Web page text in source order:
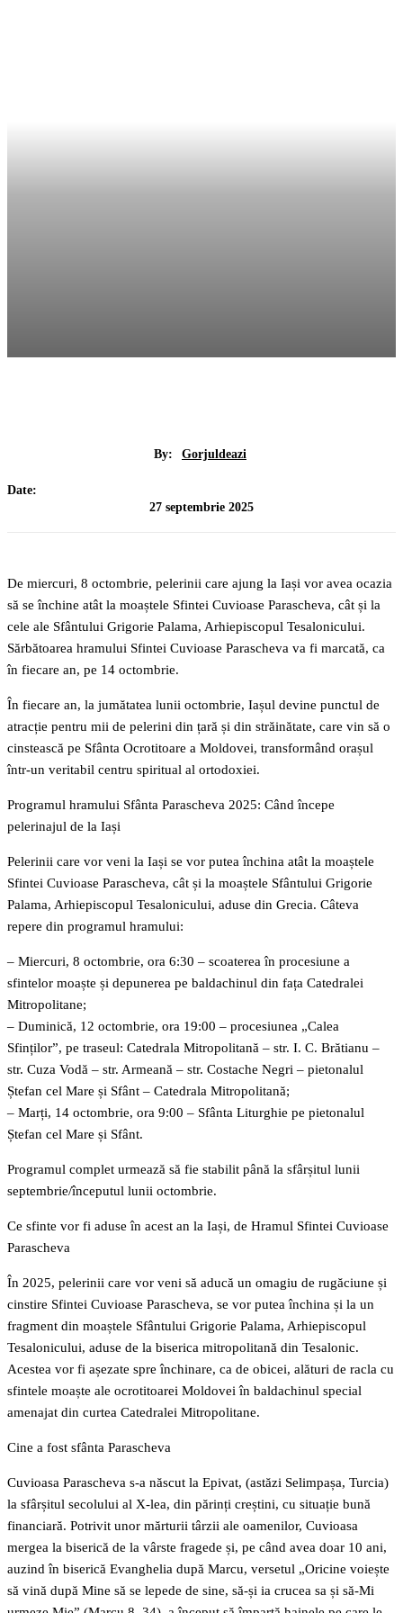
By: Gorjuldeazi
Date:
27 septembrie 2025
De miercuri, 8 octombrie, pelerinii care ajung la Iași vor avea ocazia
să se închine atât la moaștele Sfintei Cuvioase Parascheva, cât și la
cele ale Sfântului Grigorie Palama, Arhiepiscopul Tesalonicului.
Sărbătoarea hramului Sfintei Cuvioase Parascheva va fi marcată, ca
în fiecare an, pe 14 octombrie.
În fiecare an, la jumătatea lunii octombrie, Iașul devine punctul de
atracție pentru mii de pelerini din țară și din străinătate, care vin să o
cinstească pe Sfânta Ocrotitoare a Moldovei, transformând orașul
într-un veritabil centru spiritual al ortodoxiei.
Programul hramului Sfânta Parascheva 2025: Când începe
pelerinajul de la Iași
Pelerinii care vor veni la Iași se vor putea închina atât la moaștele
Sfintei Cuvioase Parascheva, cât și la moaștele Sfântului Grigorie
Palama, Arhiepiscopul Tesalonicului, aduse din Grecia. Câteva
repere din programul hramului:
– Miercuri, 8 octombrie, ora 6:30 – scoaterea în procesiune a
sfintelor moaște și depunerea pe baldachinul din fața Catedralei
Mitropolitane;
– Duminică, 12 octombrie, ora 19:00 – procesiunea „Calea
Sfinților”, pe traseul: Catedrala Mitropolitană – str. I. C. Brătianu –
str. Cuza Vodă – str. Armeană – str. Costache Negri – pietonalul
Ștefan cel Mare și Sfânt – Catedrala Mitropolitană;
– Marți, 14 octombrie, ora 9:00 – Sfânta Liturghie pe pietonalul
Ștefan cel Mare și Sfânt.
Programul complet urmează să fie stabilit până la sfârșitul lunii
septembrie/începutul lunii octombrie.
Ce sfinte vor fi aduse în acest an la Iași, de Hramul Sfintei Cuvioase
Parascheva
În 2025, pelerinii care vor veni să aducă un omagiu de rugăciune și
cinstire Sfintei Cuvioase Parascheva, se vor putea închina și la un
fragment din moaștele Sfântului Grigorie Palama, Arhiepiscopul
Tesalonicului, aduse de la biserica mitropolitană din Tesalonic.
Acestea vor fi așezate spre închinare, ca de obicei, alături de racla cu
sfintele moaște ale ocrotitoarei Moldovei în baldachinul special
amenajat din curtea Catedralei Mitropolitane.
Cine a fost sfânta Parascheva
Cuvioasa Parascheva s-a născut la Epivat, (astăzi Selimpașa, Turcia)
la sfârșitul secolului al X-lea, din părinți creștini, cu situație bună
financiară. Potrivit unor mărturii târzii ale oamenilor, Cuvioasa
mergea la biserică de la vârste fragede și, pe când avea doar 10 ani,
auzind în biserică Evanghelia după Marcu, versetul „Oricine voiește
să vină după Mine să se lepede de sine, să-și ia crucea sa și să-Mi